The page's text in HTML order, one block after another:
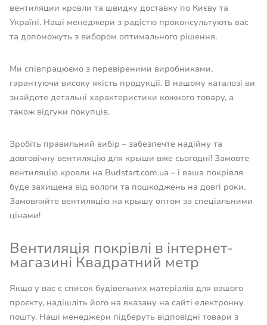
вентиляции кровли та швидку доставку по Києву та
Україні. Наші менеджери з радістю проконсультують вас
та допоможуть з вибором оптимального рішення.
Ми співпрацюємо з перевіреними виробниками,
гарантуючи високу якість продукції. В нашому каталозі ви
знайдете детальні характеристики кожного товару, а
також відгуки покупців.
Зробіть правильний вибір – забезпечте надійну та
довговічну вентиляцію для крыши вже сьогодні! Замовте
вентиляцію кровли на Budstart.com.ua – і ваша покрівля
буде захищена від вологи та пошкоджень на довгі роки.
Замовляйте вентиляцію на крышу оптом за спеціальними
цінами!
Вентиляція покрівлі в інтернет-
магазині Квадратний метр
Якщо у вас є список будівельних матеріалів для вашого
проєкту, надішліть його на вказану на сайті електронну
пошту. Наші менеджери підберуть відповідні товари з